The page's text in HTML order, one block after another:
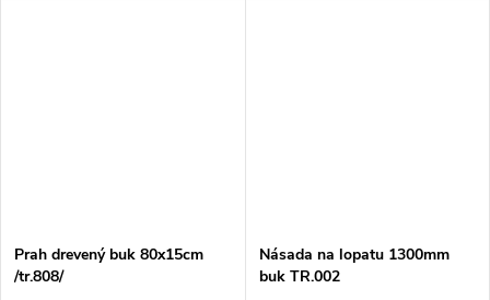
Prah drevený buk 80x15cm
/tr.808/
Násada na lopatu 1300mm
buk TR.002